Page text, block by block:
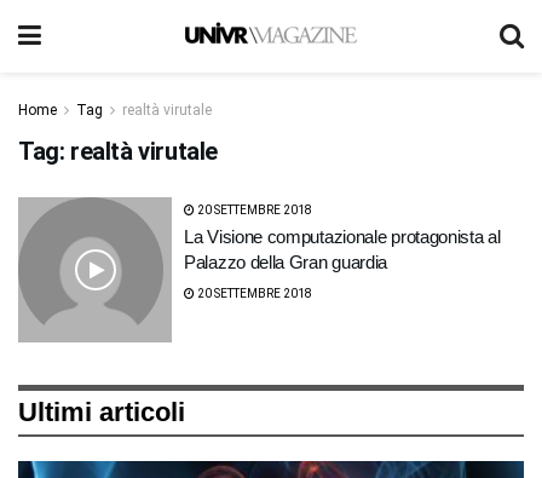
Home Tag realtà virutale
Tag: realtà virutale
20 SETTEMBRE 2018
La Visione computazionale protagonista al
Palazzo della Gran guardia
20 SETTEMBRE 2018
Ultimi articoli